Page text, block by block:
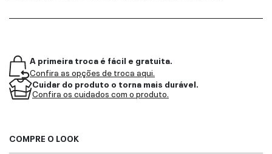
A primeira troca é fácil e gratuita.
Confira as opções de troca aqui.
Cuidar do produto o torna mais durável.
Confira os cuidados com o produto.
COMPRE O LOOK